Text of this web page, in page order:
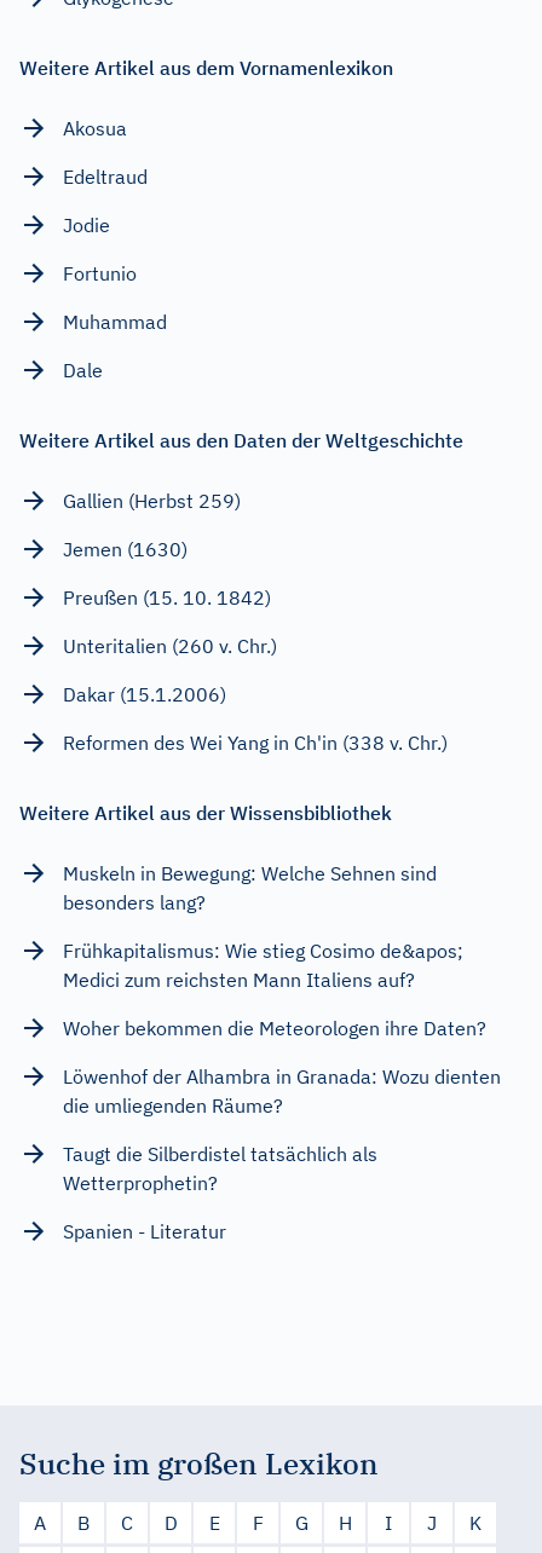
Weitere Artikel aus dem Vornamenlexikon
Akosua
Edeltraud
Jodie
Fortunio
Muhammad
Dale
Weitere Artikel aus den Daten der Weltgeschichte
Gallien (Herbst 259)
Jemen (1630)
Preußen (15. 10. 1842)
Unteritalien (260 v. Chr.)
Dakar (15.1.2006)
Reformen des Wei Yang in Ch'in (338 v. Chr.)
Weitere Artikel aus der Wissensbibliothek
Muskeln in Bewegung: Welche Sehnen sind
besonders lang?
Frühkapitalismus: Wie stieg Cosimo de&apos;
Medici zum reichsten Mann Italiens auf?
Woher bekommen die Meteorologen ihre Daten?
Löwenhof der Alhambra in Granada: Wozu dienten
die umliegenden Räume?
Taugt die Silberdistel tatsächlich als
Wetterprophetin?
Spanien - Literatur
Suche im großen Lexikon
A B C D E F G H I J
K